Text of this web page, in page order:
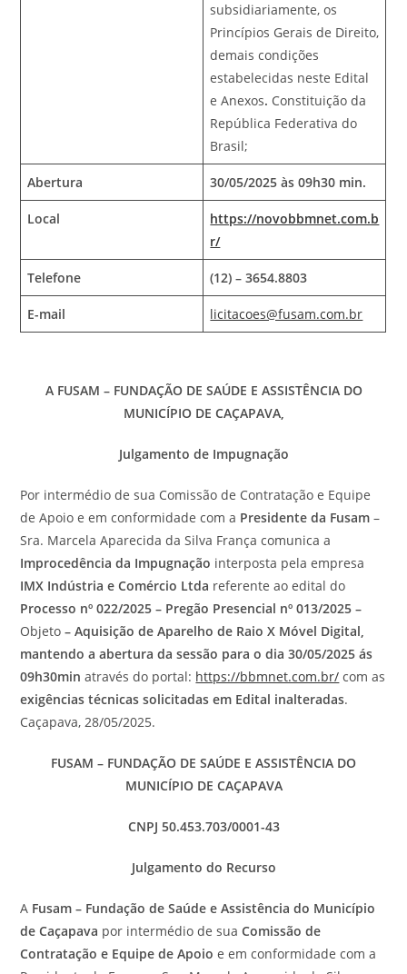
subsidiariamente, os
Princípios Gerais de Direito,
demais condições
estabelecidas neste Edital
e Anexos. Constituição da
República Federativa do
Brasil;
Abertura 30/05/2025 às 09h30 min.
Local
https://novobbmnet.com.b
r/
Telefone (12) – 3654.8803
E-mail licitacoes@fusam.com.br
A FUSAM – FUNDAÇÃO DE SAÚDE E ASSISTÊNCIA DO
MUNICÍPIO DE CAÇAPAVA,
Julgamento de Impugnação
Por intermédio de sua Comissão de Contratação e Equipe
de Apoio e em conformidade com a Presidente da Fusam –
Sra. Marcela Aparecida da Silva França comunica a
Improcedência da Impugnação interposta pela empresa
IMX Indústria e Comércio Ltda referente ao edital do
Processo nº 022/2025 – Pregão Presencial nº 013/2025 –
Objeto– Aquisição de Aparelho de Raio X Móvel Digital,
mantendo a abertura da sessão para o dia 30/05/2025 ás
09h30min através do portal: https://bbmnet.com.br/ com as
exigências técnicas solicitadas em Edital inalteradas.
Caçapava, 28/05/2025.
FUSAM – FUNDAÇÃO DE SAÚDE E ASSISTÊNCIA DO
MUNICÍPIO DE CAÇAPAVA
CNPJ 50.453.703/0001-43
Julgamento do Recurso
A Fusam – Fundação de Saúde e Assistência do Município
de Caçapava por intermédio de suaComissão de
Contratação e Equipe de Apoio e em conformidade com a